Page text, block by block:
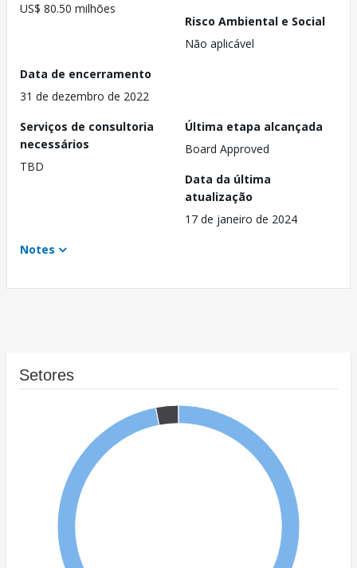
US$ 80.50 milhões
Risco Ambiental e Social
Não aplicável
Data de encerramento
31 de dezembro de 2022
Serviços de consultoria
necessários
TBD
Última etapa alcançada
Board Approved
Data da última
atualização
17 de janeiro de 2024
Notes
Setores